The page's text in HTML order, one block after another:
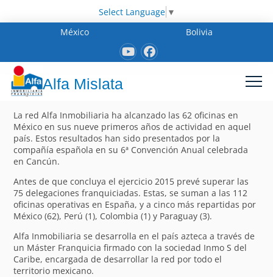
Select Language ▼
México
Bolivia
Alfa Mislata
La red Alfa Inmobiliaria ha alcanzado las 62 oficinas en
México en sus nueve primeros años de actividad en aquel
país. Estos resultados han sido presentados por la
compañía española en su 6ª Convención Anual celebrada
en Cancún.
Antes de que concluya el ejercicio 2015 prevé superar las
75 delegaciones franquiciadas. Estas, se suman a las 112
oficinas operativas en España, y a cinco más repartidas por
México (62), Perú (1), Colombia (1) y Paraguay (3).
Alfa Inmobiliaria se desarrolla en el país azteca a través de
un Máster Franquicia firmado con la sociedad Inmo S del
Caribe, encargada de desarrollar la red por todo el
territorio mexicano.